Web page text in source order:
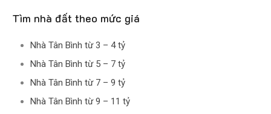
Tìm nhà đất theo mức giá
Nhà Tân Bình từ 3 – 4 tỷ
Nhà Tân Bình từ 5 – 7 tỷ
Nhà Tân Bình từ 7 – 9 tỷ
Nhà Tân Bình từ 9 – 11 tỷ